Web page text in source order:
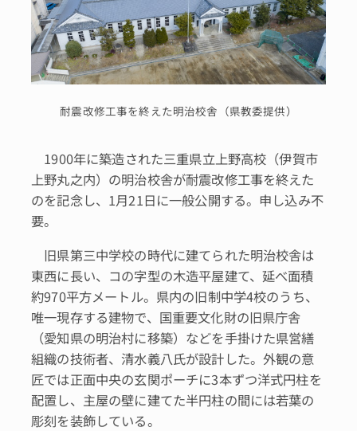
耐震改修工事を終えた明治校舎（県教委提供）
1900年に築造された三重県立上野高校（伊賀市
上野丸之内）の明治校舎が耐震改修工事を終えた
のを記念し、1月21日に一般公開する。申し込み不
要。
旧県第三中学校の時代に建てられた明治校舎は
東西に長い、コの字型の木造平屋建て、延べ面積
約970平方メートル。県内の旧制中学4校のうち、
唯一現存する建物で、国重要文化財の旧県庁舎
（愛知県の明治村に移築）などを手掛けた県営繕
組織の技術者、清水義八氏が設計した。外観の意
匠では正面中央の玄関ポーチに3本ずつ洋式円柱を
配置し、主屋の壁に建てた半円柱の間には若葉の
彫刻を装飾している。